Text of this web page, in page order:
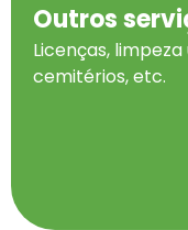
Outros
Licenças,
cemitérios, etc.